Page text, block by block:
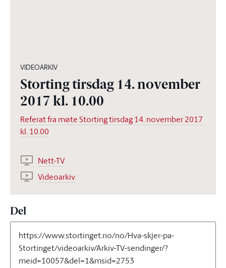
VIDEOARKIV
Storting tirsdag 14. november
2017 kl. 10.00
Referat fra møte Storting tirsdag 14. november 2017
kl. 10.00
Nett-TV
Videoarkiv
Del